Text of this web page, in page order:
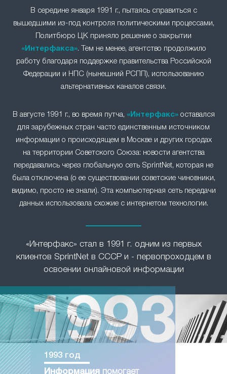
В середине января 1991 г., пытаясь справиться с
вышедшими из-под контроля политическими процессами,
Политбюро ЦК приняло решение о закрытии
«Интерфакса». Тем не менее, агентство продолжило
работу благодаря поддержке правительства Российской
Федерации и НПС (нынешний РСПП), использованию
альтернативных каналов связи.
В августе 1991 г., во время путча, «Интерфакс»оставался
для зарубежных стран часто единственным источником
информации о происходящем в Москве и других городах
на территории Советского Союза: новости агентства
передавались через глобальную сеть SprintNet, которая не
была отключена (о ее существовании советские чиновники,
видимо, просто не знали). Эта компьютерная сеть передачи
данных использовала схожие с интернетом технологии.
«Интерфакс» стал в 1991 г. одним из первых
клиентов SprintNet в СССР и - первопроходцем в
освоении онлайновой информации
1993 год
Информация помогает